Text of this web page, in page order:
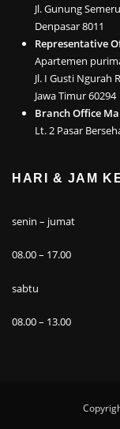
Jl. Gunung
Denpasar 8011
Representative
Apartemen
Jl. I Gusti Ngurah
Jawa Timur 60294
Branch Office
Lt. 2 Pasar
HARI & JAM
senin – jumat
08.00 – 17.00
sabtu
08.00 – 13.00